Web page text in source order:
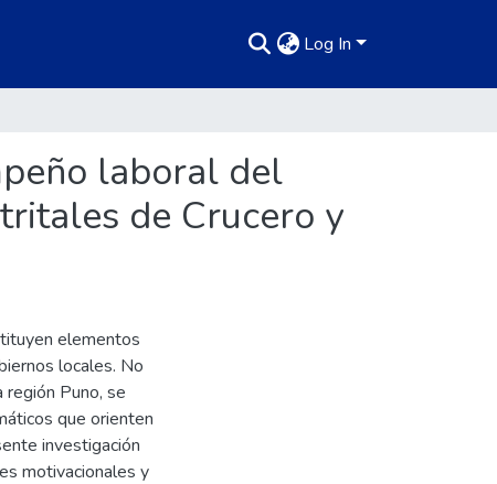
Log In
laboral del
de Crucero y
elementos
locales. No
Puno, se
que orienten
investigación
motivacionales y